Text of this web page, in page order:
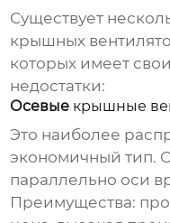
Существует
крышных
которых имеет
недостатки:
Осевые крышные
Это наиболее
экономичный тип.
параллельно оси
Преимущества: